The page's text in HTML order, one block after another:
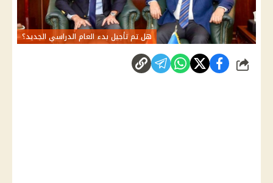
هل تم تأجيل بدء العام الدراسي الجديد؟
شارك